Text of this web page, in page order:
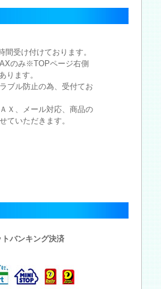
受け付けております。
のみ※TOPページ右側
ります。
ブル防止の為、受付てお
Ｘ、メール対応、商品の
ていただきます。
バンキング決済